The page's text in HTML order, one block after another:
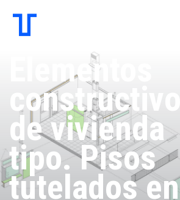
Elementos
constructivos
de vivienda
tipo. Pisos
tutelados en